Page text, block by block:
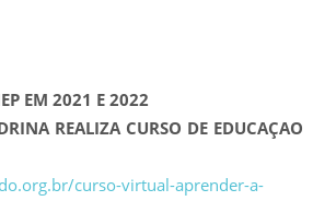
EM 2021 E 2022
REALIZA CURSO DE EDUCAÇAO
curso-virtual-aprender-a-